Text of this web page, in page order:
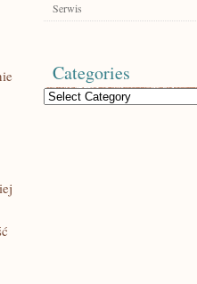
Serwis
Categories
Categories